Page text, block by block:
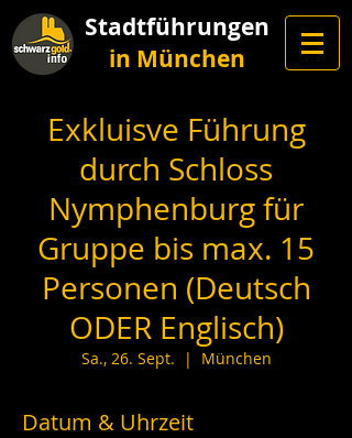
Stadtführungen
in München
Exkluisve Führung
durch Schloss
Nymphenburg für
Gruppe bis max. 15
Personen (Deutsch
ODER Englisch)
Sa., 26. Sept.
  |
München
Datum & Uhrzeit